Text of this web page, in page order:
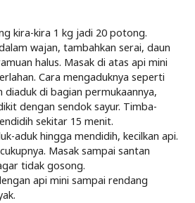
kira-kira 1 kg jadi 20 potong.
wajan, tambahkan serai, daun
halus. Masak di atas api mini
Cara mengaduknya seperti
diaduk di bagian permukaannya,
dengan sendok sayur. Timba-
sekitar 15 menit.
aduk hingga mendidih, kecilkan api.
Masak sampai santan
tidak gosong.
api mini sampai rendang